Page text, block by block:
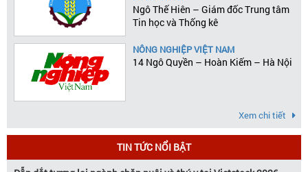
Ngô Thế Hiên – Giám đốc Trung tâm
Tin học và Thống kê
NÔNG NGHIỆP VIỆT NAM
14 Ngô Quyền – Hoàn Kiếm – Hà Nội
Xem chi tiết
TIN TỨC NỔI BẬT